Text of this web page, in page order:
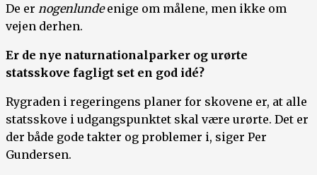
De er nogenlundeenige om målene, men ikke om
vejen derhen.
Er de nye naturnationalparker og urørte
statsskove fagligt set en god idé?
Rygraden i regeringens planer for skovene er, at alle
statsskove i udgangspunktet skal være urørte. Det er
der både gode takter og problemer i, siger Per
Gundersen.